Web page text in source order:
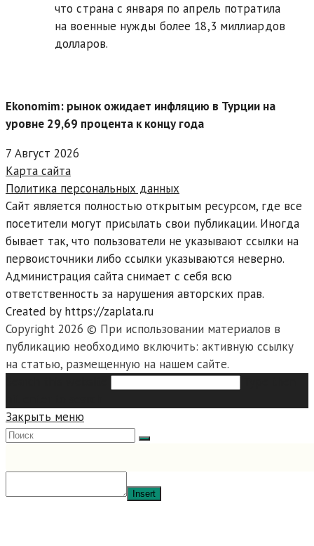
что страна с января по апрель потратила
на военные нужды более 18,3 миллиардов
долларов.
Ekonomim: рынок ожидает инфляцию в Турции на
уровне 29,69 процента к концу года
7 Август 2026
Карта сайта
Политика персональных данных
Сайт является полностью открытым ресурсом, где все
посетители могут присылать свои публикации. Иногда
бывает так, что пользователи не указывают ссылки на
первоисточники либо ссылки указываются неверно.
Администрация сайта снимает с себя всю
ответственность за нарушения авторских прав.
Created by https://zaplata.ru
Copyright 2026 © При использовании материалов в
публикацию необходимо включить: активную ссылку
на статью, размещенную на нашем сайте.
Закрыть меню
Insert